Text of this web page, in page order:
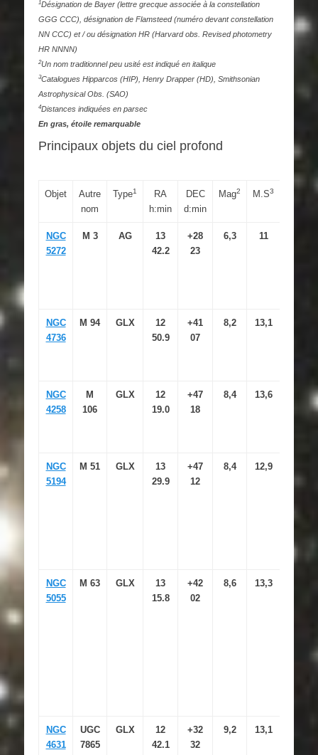
1Désignation de Bayer (lettre grecque associée à la constellation
GGG CCC), désignation de Flamsteed (numéro devant constellation
NN CCC) et / ou désignation HR (Harvard obs. Revised photometry
HR NNNN)
2Un nom traditionnel peu usité est indiqué en italique
3Catalogues Hipparcos (HIP), Henry Drapper (HD), Smithsonian
Astrophysical Obs. (SAO)
4Distances indiquées en parsec
En gras, étoile remarquable
Principaux objets du ciel profond
Objet
Autre
nom
Type1
RA
h:min
DEC
d:min
Mag2 M.S3
NGC
5272
M 3 AG
13
42.2
+28
23
6,3 11
NGC
4736
M 94 GLX
12
50.9
+41
07
8,2 13,1
NGC
4258
M
106
GLX
12
19.0
+47
18
8,4 13,6
NGC
5194
M 51 GLX
13
29.9
+47
12
8,4 12,9
NGC
5055
M 63 GLX
13
15.8
+42
02
8,6 13,3
NGC
4631
UGC
7865
GLX
12
42.1
+32
32
9,2 13,1